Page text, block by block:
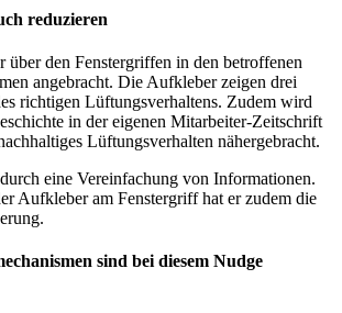
reduzieren
über den Fenstergriffen in den betroffenen
angebracht. Die Aufkleber zeigen drei
richtigen Lüftungsverhaltens. Zudem wird
in der eigenen Mitarbeiter-Zeitschrift
Lüftungsverhalten nähergebracht.
eine Vereinfachung von Informationen.
Aufkleber am Fenstergriff hat er zudem die
sind bei diesem Nudge